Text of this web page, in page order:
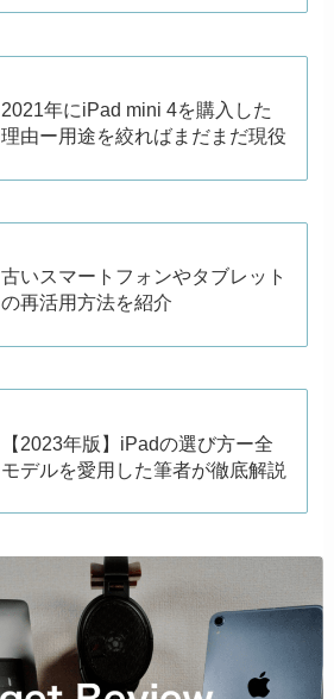
2021年にiPad mini 4を購入した
理由ー用途を絞ればまだまだ現役
古いスマートフォンやタブレット
の再活用方法を紹介
【2023年版】iPadの選び方ー全
モデルを愛用した筆者が徹底解説